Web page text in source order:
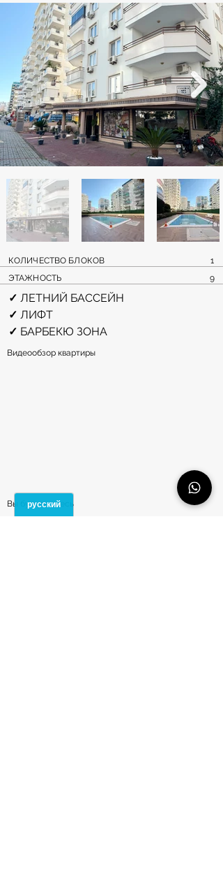
КОЛИЧЕСТВО БЛОКОВ
1
ЭТАЖНОСТЬ
9
✓ ЛЕТНИЙ БАССЕЙН
✓ ЛИФТ
✓ БАРБЕКЮ ЗОНА
Видеообзор квартиры
Вы будете здесь